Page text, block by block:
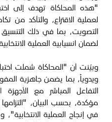
"هذه المحاكاة تهدف إلى
لعملية الاقتراع، والتأكد من
التصويت، بما في ذلك التنسيق
لضمان انسيابية العملية
وبيّنت أن "المحاكاة شملت اختبار
ويدوياً، بما يضمن جاهزية
التفاعل المباشر مع
مؤكدة، بحسب البيان،
في إنجاح العملية